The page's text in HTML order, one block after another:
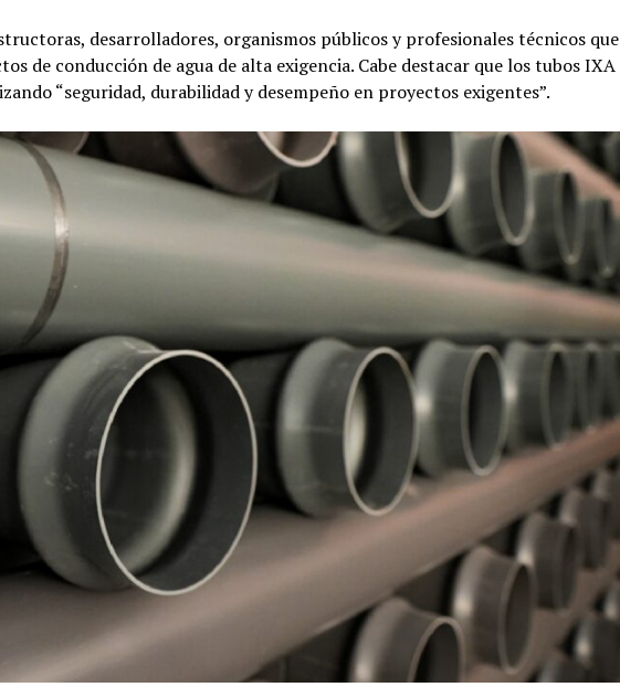
desarrolladores, organismos públicos y profesionales técnicos que
de conducción de agua de alta exigencia. Cabe destacar que los tubos IXA
“seguridad, durabilidad y desempeño en proyectos exigentes”.